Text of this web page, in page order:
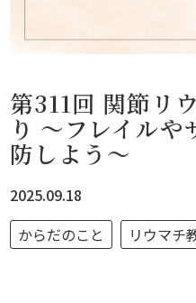
第311回 関節リ
り ～フレイル
防しよう～
2025.09.18
からだのこと
リウマチ